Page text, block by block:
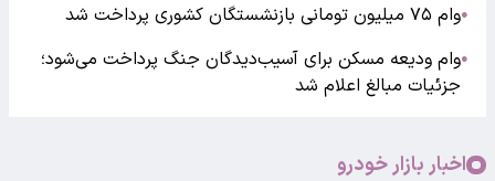
●وام ۷۵ میلیون تومانی بازنشستگان کشوری پرداخت شد
●وام ودیعه مسکن برای آسیب‌دیدگان جنگ پرداخت می‌شود؛
جزئیات مبالغ اعلام شد
اخبار بازار خودرو